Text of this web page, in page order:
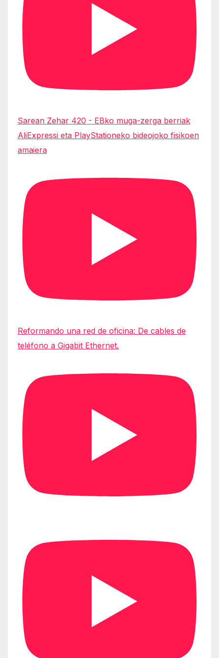
Sarean Zehar 420 - EBko muga-zerga berriak
AliExpressi eta PlayStationeko bideojoko fisikoen
amaiera
Reformando una red de oficina: De cables de
teléfono a Gigabit Ethernet.